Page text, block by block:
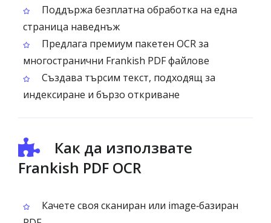
Поддържа безплатна обработка на една
страница наведнъж
Предлага премиум пакетен OCR за
многостранични Frankish PDF файлове
Създава търсим текст, подходящ за
индексиране и бързо откриване
Как да използвате
Frankish PDF OCR
Качете своя сканиран или image‑базиран